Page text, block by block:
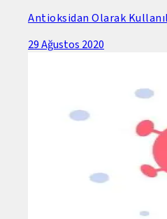
Antioksidan Olarak
29 Ağustos 2020